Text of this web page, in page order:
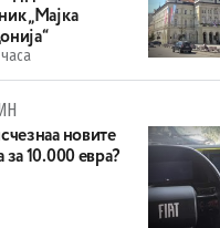
„Мајка
новите
за 10.000 евра?